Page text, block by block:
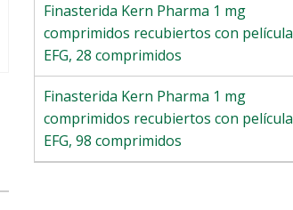
Finasterida Kern Pharma 1 mg
comprimidos recubiertos con película
EFG, 28 comprimidos
Finasterida Kern Pharma 1 mg
comprimidos recubiertos con película
EFG, 98 comprimidos